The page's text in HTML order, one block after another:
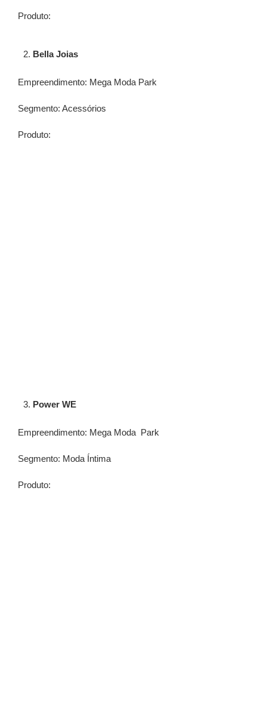
Produto:
⁠Bella Joias
Empreendimento: Mega Moda Park
Segmento: Acessórios
Produto:
⁠Power WE
Empreendimento: Mega Moda Park
Segmento: Moda Íntima
Produto: